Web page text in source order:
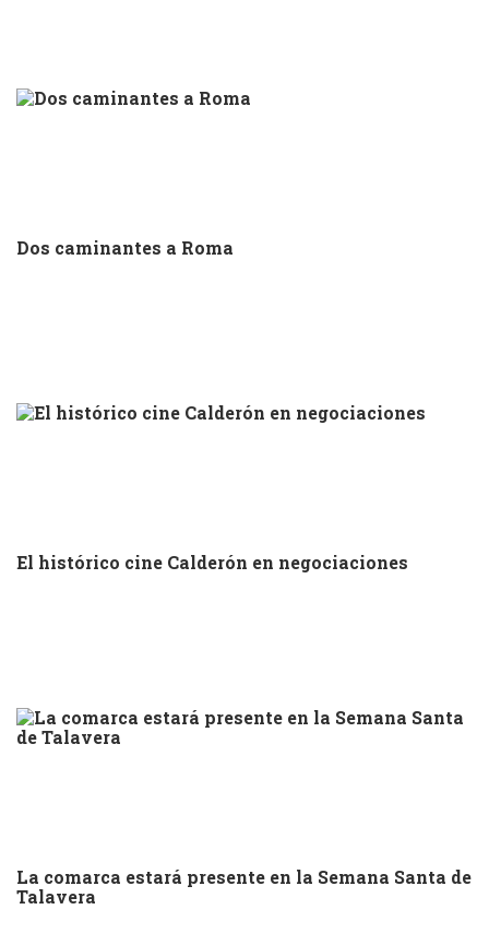
Dos caminantes a Roma
El histórico cine Calderón en negociaciones
La comarca estará presente en la Semana Santa de
Talavera